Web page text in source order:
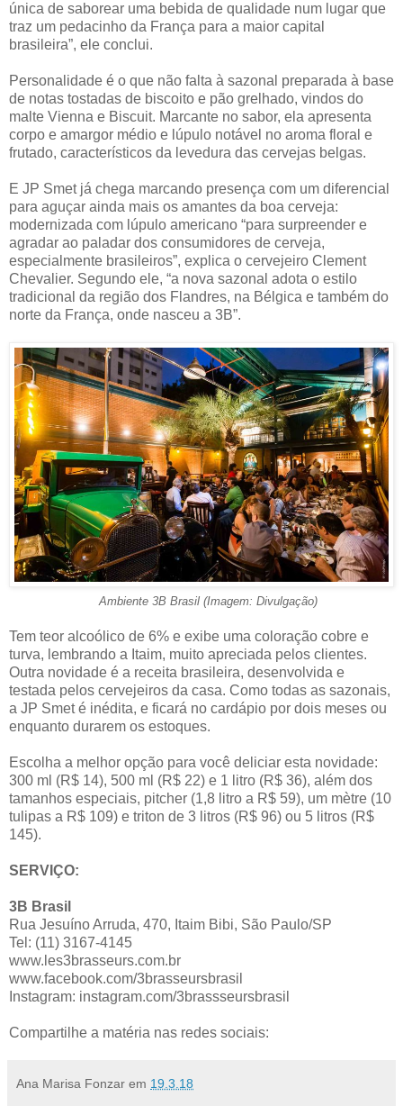
única de saborear uma bebida de qualidade num lugar que
traz um pedacinho da França para a maior capital
brasileira”, ele conclui.
Personalidade é o que não falta à sazonal preparada à base
de notas tostadas de biscoito e pão grelhado, vindos do
malte Vienna e Biscuit. Marcante no sabor, ela apresenta
corpo e amargor médio e lúpulo notável no aroma floral e
frutado, característicos da levedura das cervejas belgas.
E JP Smet já chega marcando presença com um diferencial
para aguçar ainda mais os amantes da boa cerveja:
modernizada com lúpulo americano “para surpreender e
agradar ao paladar dos consumidores de cerveja,
especialmente brasileiros”, explica o cervejeiro Clement
Chevalier. Segundo ele, “a nova sazonal adota o estilo
tradicional da região dos Flandres, na Bélgica e também do
norte da França, onde nasceu a 3B”.
Ambiente 3B Brasil (Imagem: Divulgação)
Tem teor alcoólico de 6% e exibe uma coloração cobre e
turva, lembrando a Itaim, muito apreciada pelos clientes.
Outra novidade é a receita brasileira, desenvolvida e
testada pelos cervejeiros da casa. Como todas as sazonais,
a JP Smet é inédita, e ficará no cardápio por dois meses ou
enquanto durarem os estoques.
Escolha a melhor opção para você deliciar esta novidade:
300 ml (R$ 14), 500 ml (R$ 22) e 1 litro (R$ 36), além dos
tamanhos especiais, pitcher (1,8 litro a R$ 59), um mètre (10
tulipas a R$ 109) e triton de 3 litros (R$ 96) ou 5 litros (R$
145).
SERVIÇO:
3B Brasil
Rua Jesuíno Arruda, 470, Itaim Bibi, São Paulo/SP
Tel: (11) 3167-4145
www.les3brasseurs.com.br
www.facebook.com/3brasseursbrasil
Instagram: instagram.com/3brassseursbrasil
Compartilhe a matéria nas redes sociais:
Ana Marisa Fonzar em 19.3.18